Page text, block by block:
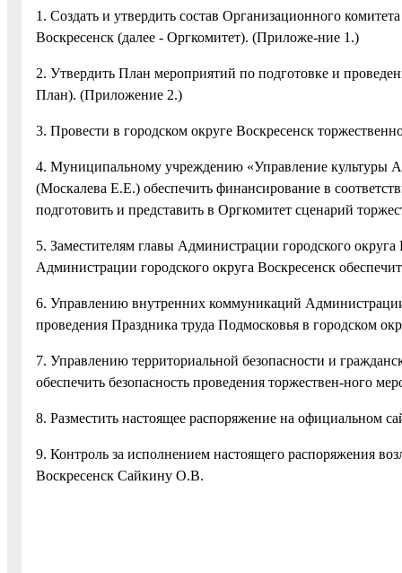
1. Создать и утвердить состав Организационного
Воскресенск (далее - Оргкомитет). (Приложе-ние 1.)
2. Утвердить План мероприятий по подготовке и
План). (Приложение 2.)
3. Провести в городском округе Воскресенск
4. Муниципальному учреждению «Управление культуры
(Москалева Е.Е.) обеспечить финансирование в
подготовить и представить в Оргкомитет сценарий
5. Заместителям главы Администрации городского
Администрации городского округа Воскресенск
6. Управлению внутренних коммуникаций
проведения Праздника труда Подмосковья в городском
7. Управлению территориальной безопасности и
обеспечить безопасность проведения торжествен-ного
8. Разместить настоящее распоряжение на официальном
9. Контроль за исполнением настоящего распоряжения
Воскресенск Сайкину О.В.